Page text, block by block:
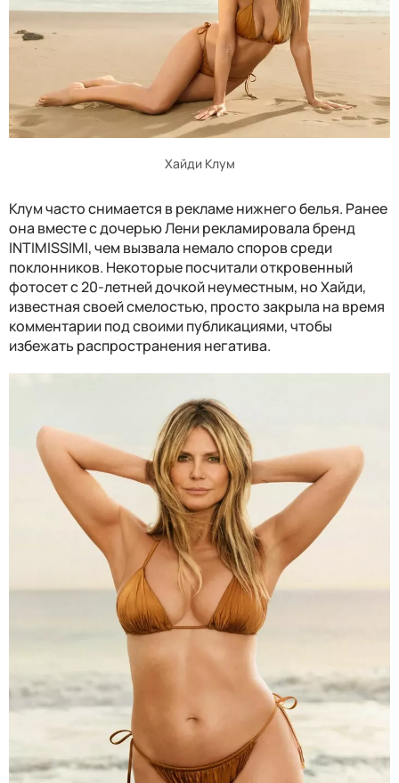
Хайди Клум
Клум часто снимается в рекламе нижнего белья. Ранее
она вместе с дочерью Лени рекламировала бренд
INTIMISSIMI, чем вызвала немало споров среди
поклонников. Некоторые посчитали откровенный
фотосет с 20-летней дочкой неуместным, но Хайди,
известная своей смелостью, просто закрыла на время
комментарии под своими публикациями, чтобы
избежать распространения негатива.